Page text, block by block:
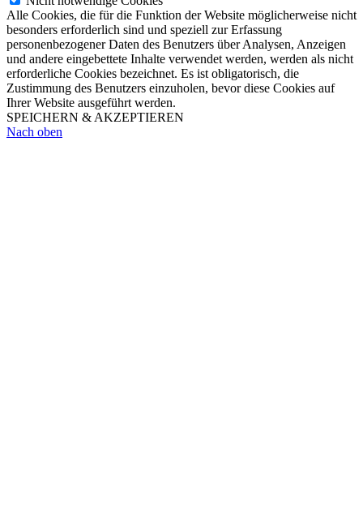
Alle Cookies, die für die Funktion der Website möglicherweise nicht
besonders erforderlich sind und speziell zur Erfassung
personenbezogener Daten des Benutzers über Analysen, Anzeigen
und andere eingebettete Inhalte verwendet werden, werden als nicht
erforderliche Cookies bezeichnet. Es ist obligatorisch, die
Zustimmung des Benutzers einzuholen, bevor diese Cookies auf
Ihrer Website ausgeführt werden.
SPEICHERN & AKZEPTIEREN
Nach oben